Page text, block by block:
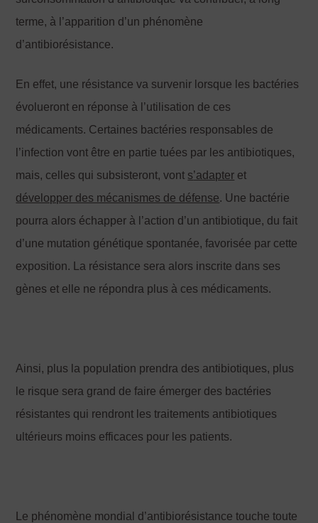
terme, à l’apparition d’un phénomène
d’antibiorésistance.
En effet, une résistance va survenir lorsque les bactéries
évolueront en réponse à l’utilisation de ces
médicaments. Certaines bactéries responsables de
l’infection vont être en partie tuées par les antibiotiques,
mais, celles qui subsisteront, vont s’adapter et
développer des mécanismes de défense. Une bactérie
pourra alors échapper à l’action d’un antibiotique, du fait
d’une mutation génétique spontanée, favorisée par cette
exposition. La résistance sera alors inscrite dans ses
gènes et elle ne répondra plus à ces médicaments.
Ainsi, plus la population prendra des antibiotiques, plus
le risque sera grand de faire émerger des bactéries
résistantes qui rendront les traitements antibiotiques
ultérieurs moins efficaces pour les patients.
Le phénomène mondial d’antibiorésistance touche toute